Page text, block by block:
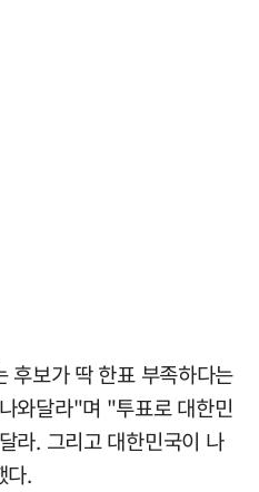
후보가 딱 한표 부족하다는
와달라"며 "투표로 대한민
라. 그리고 대한민국이 나
다.